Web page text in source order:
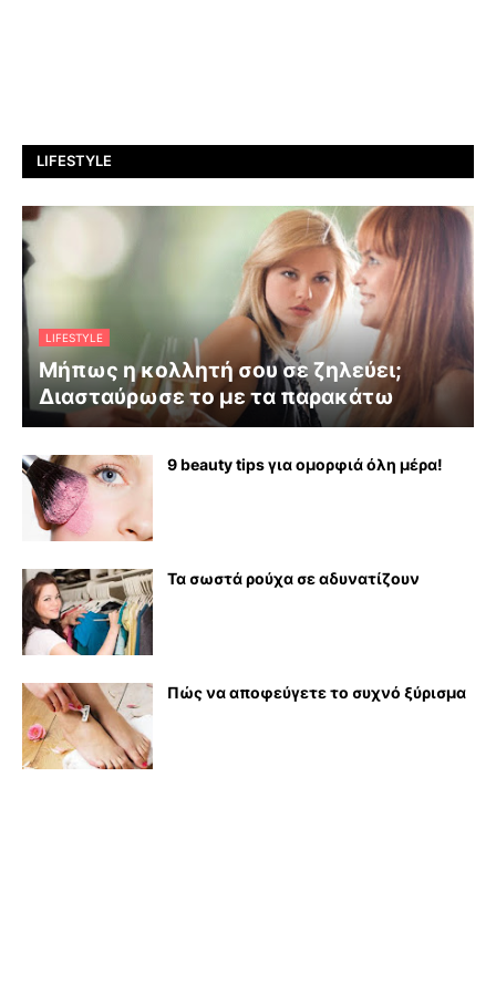
LIFESTYLE
LIFESTYLE
Μήπως η κολλητή σου σε ζηλεύει;
Διασταύρωσε το με τα παρακάτω
9 beauty tips για ομορφιά όλη μέρα!
Τα σωστά ρούχα σε αδυνατίζουν
Πώς να αποφεύγετε το συχνό ξύρισμα